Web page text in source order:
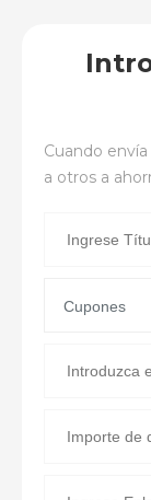
Cuando
a otros a